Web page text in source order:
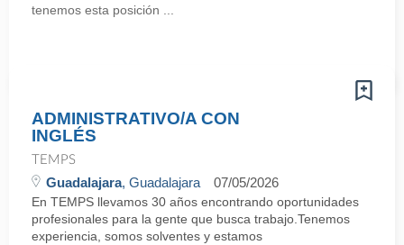
tenemos esta posición ...
ADMINISTRATIVO/A CON
INGLÉS
TEMPS
Guadalajara, Guadalajara 07/05/2026
En TEMPS llevamos 30 años encontrando oportunidades
profesionales para la gente que busca trabajo.Tenemos
experiencia, somos solventes y estamos